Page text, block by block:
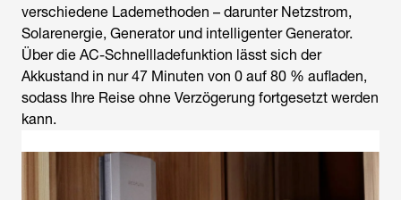
verschiedene Lademethoden – darunter Netzstrom,
Solarenergie, Generator und intelligenter Generator.
Über die AC-Schnellladefunktion lässt sich der
Akkustand in nur 47 Minuten von 0 auf 80 % aufladen,
sodass Ihre Reise ohne Verzögerung fortgesetzt werden
kann.